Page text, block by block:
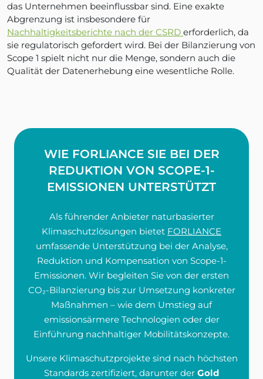
das Unternehmen beeinflussbar sind. Eine exakte
Abgrenzung ist insbesondere für
Nachhaltigkeitsberichte nach der CSRD erforderlich, da
sie regulatorisch gefordert wird. Bei der Bilanzierung von
Scope 1 spielt nicht nur die Menge, sondern auch die
Qualität der Datenerhebung eine wesentliche Rolle.
WIE FORLIANCE SIE BEI DER
REDUKTION VON SCOPE-1-
EMISSIONEN UNTERSTÜTZT
Als führender Anbieter naturbasierter
Klimaschutzlösungen bietet FORLIANCE
umfassende Unterstützung bei der Analyse,
Reduktion und Kompensation von Scope-1-
Emissionen. Wir begleiten Sie von der ersten
CO₂-Bilanzierung bis zur Umsetzung konkreter
Maßnahmen – wie dem Umstieg auf
emissionsärmere Technologien oder der
Einführung nachhaltiger Mobilitätskonzepte.
Unsere Klimaschutzprojekte sind nach höchsten
Standards zertifiziert, darunter der Gold